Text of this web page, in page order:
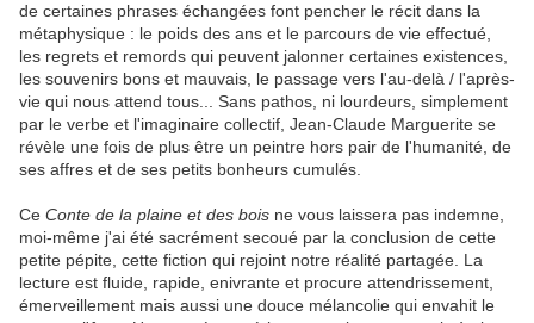
de certaines phrases échangées font pencher le récit dans la
métaphysique : le poids des ans et le parcours de vie effectué,
les regrets et remords qui peuvent jalonner certaines existences,
les souvenirs bons et mauvais, le passage vers l'au-delà / l'après-
vie qui nous attend tous... Sans pathos, ni lourdeurs, simplement
par le verbe et l'imaginaire collectif, Jean-Claude Marguerite se
révèle une fois de plus être un peintre hors pair de l'humanité, de
ses affres et de ses petits bonheurs cumulés.
Ce Conte de la plaine et des bois ne vous laissera pas indemne,
moi-même j'ai été sacrément secoué par la conclusion de cette
petite pépite, cette fiction qui rejoint notre réalité partagée. La
lecture est fluide, rapide, enivrante et procure attendrissement,
émerveillement mais aussi une douce mélancolie qui envahit le